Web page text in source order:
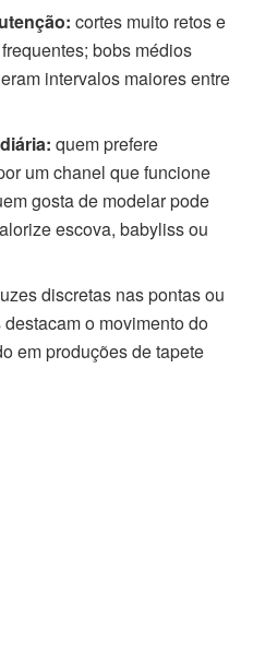
cortes muito retos e
bobs médios
intervalos maiores entre
quem prefere
um chanel que funcione
gosta de modelar pode
escova, babyliss ou
discretas nas pontas ou
o movimento do
em produções de tapete